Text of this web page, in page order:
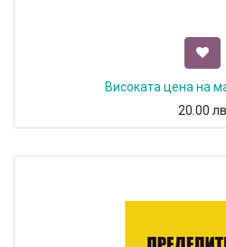
Високата цена на
20.00 лв